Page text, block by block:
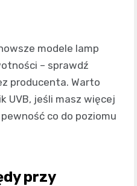
modele lamp
– sprawdź
producenta. Warto
UVB, jeśli masz więcej
co do poziomu
przy